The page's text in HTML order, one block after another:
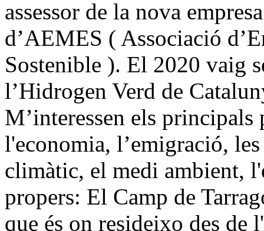
assessor de la nova
d’AEMES ( Associació
Sostenible ). El 2020 vaig
l’Hidrogen Verd de
M’interessen els
l'economia, l’emigració,
climàtic, el medi ambient,
propers: El Camp de
que és on resideixo des de